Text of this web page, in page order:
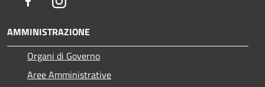
AMMINISTRAZIONE
Organi di Governo
Aree Amministrative